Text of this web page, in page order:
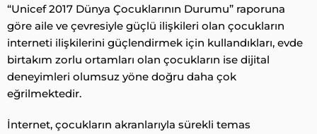
“Unicef 2017 Dünya Çocuklarının Durumu” raporuna
göre aile ve çevresiyle güçlü ilişkileri olan çocukların
interneti ilişkilerini güçlendirmek için kullandıkları, evde
birtakım zorlu ortamları olan çocukların ise dijital
deneyimleri olumsuz yöne doğru daha çok
eğrilmektedir.
İnternet, çocukların akranlarıyla sürekli temas